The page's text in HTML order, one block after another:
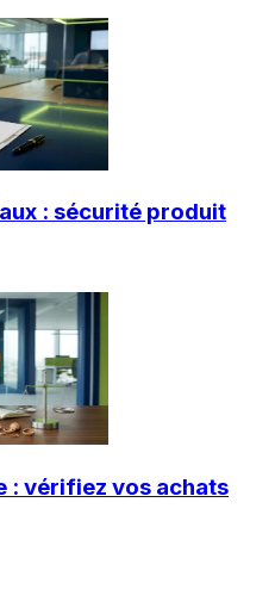
: sécurité produit
: vérifiez vos achats